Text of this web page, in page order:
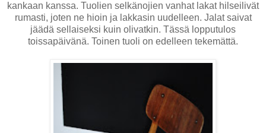
kankaan kanssa. Tuolien selkänojien vanhat lakat hilseilivät
rumasti, joten ne hioin ja lakkasin uudelleen. Jalat saivat
jäädä sellaiseksi kuin olivatkin. Tässä lopputulos
toissapäivänä. Toinen tuoli on edelleen tekemättä.